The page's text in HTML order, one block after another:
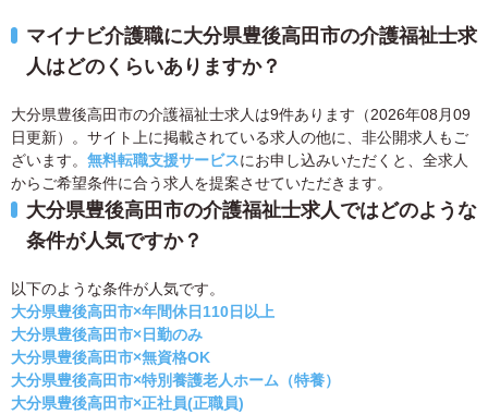
マイナビ介護職に大分県豊後高田市の介護福祉士求
人はどのくらいありますか？
大分県豊後高田市の介護福祉士求人は9件あります（2026年08月09
日更新）。サイト上に掲載されている求人の他に、非公開求人もご
ざいます。 無料転職支援サービスにお申し込みいただくと、全求人
からご希望条件に合う求人を提案させていただきます。
大分県豊後高田市の介護福祉士求人ではどのような
条件が人気ですか？
以下のような条件が人気です。
大分県豊後高田市×年間休日110日以上
大分県豊後高田市×日勤のみ
大分県豊後高田市×無資格OK
大分県豊後高田市×特別養護老人ホーム（特養）
大分県豊後高田市×正社員(正職員)